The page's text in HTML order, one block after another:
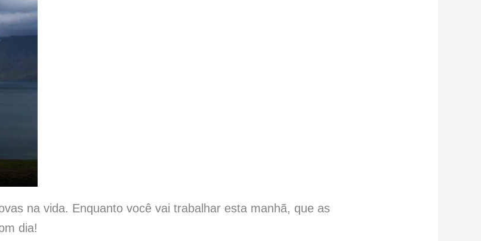
na vida. Enquanto você vai trabalhar esta manhã, que as
dia!